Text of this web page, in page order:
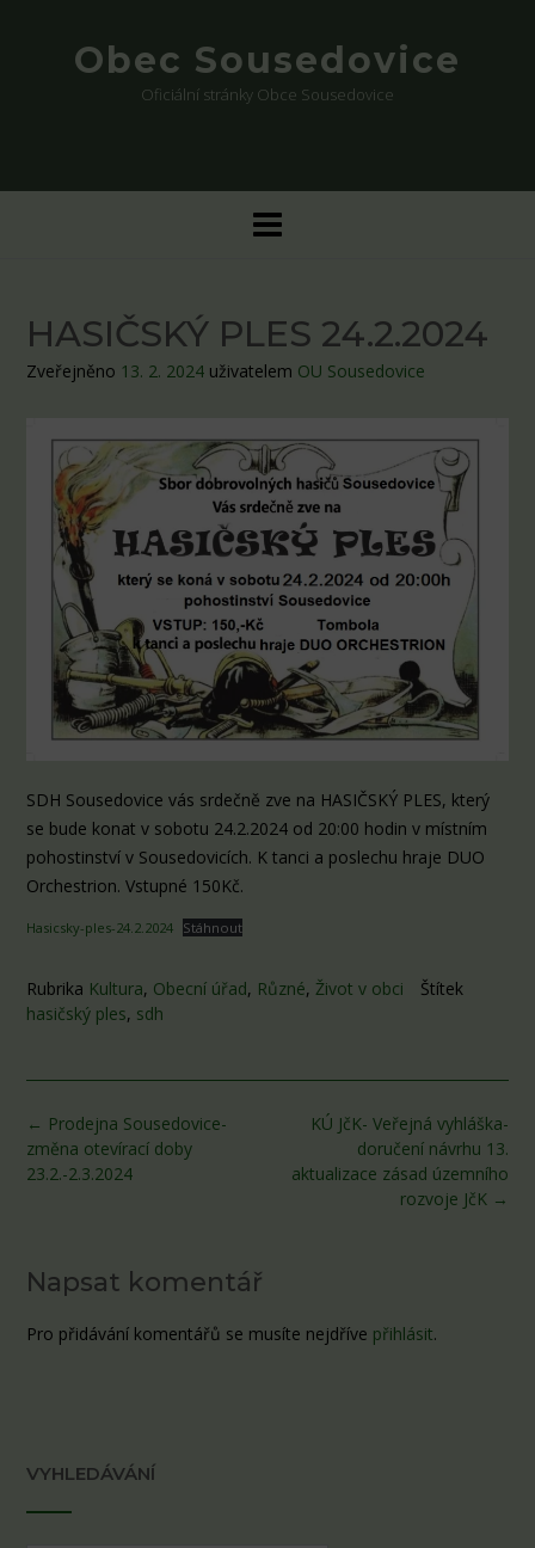
Obec Sousedovice
Oficiální stránky Obce Sousedovice
HASIČSKÝ PLES 24.2.2024
Zveřejněno 13. 2. 2024 uživatelem OU Sousedovice
SDH Sousedovice vás srdečně zve na HASIČSKÝ PLES, který
se bude konat v sobotu 24.2.2024 od 20:00 hodin v místním
pohostinství v Sousedovicích. K tanci a poslechu hraje DUO
Orchestrion. Vstupné 150Kč.
Hasicsky-ples-24.2.2024 Stáhnout
Rubrika Kultura, Obecní úřad, Různé, Život v obci
Štítek
hasičský ples, sdh
Post
navigation
KÚ JčK- Veřejná vyhláška-
doručení návrhu 13.
aktualizace zásad územního
rozvoje JčK →
← Prodejna Sousedovice-
změna otevírací doby
23.2.-2.3.2024
Napsat komentář
Pro přidávání komentářů se musíte nejdříve přihlásit.
VYHLEDÁVÁNÍ